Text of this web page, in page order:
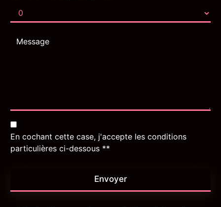
En cochant cette case, j'accepte les conditions
particulières ci-dessous **
Envoyer